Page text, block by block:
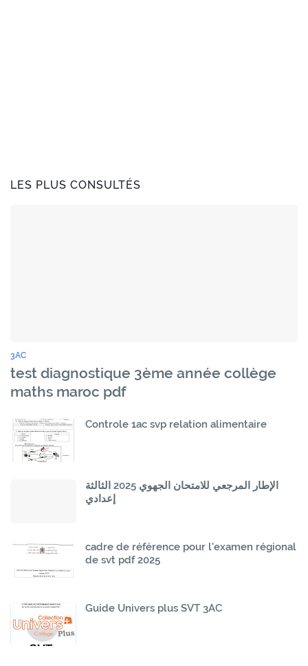
LES PLUS CONSULTÉS
3AC
test diagnostique 3ème année collège
maths maroc pdf
Controle 1ac svp relation alimentaire
الإطار المرجعي للامتحان الجهوي 2025 الثالثة
إعدادي
cadre de référence pour l'examen régional
de svt pdf 2025
Guide Univers plus SVT 3AC